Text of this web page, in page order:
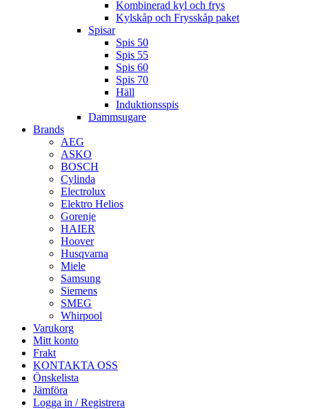
Kombinerad kyl och frys
Kylskåp och Frysskåp paket
Spisar
Spis 50
Spis 55
Spis 60
Spis 70
Häll
Induktionsspis
Dammsugare
Brands
AEG
ASKO
BOSCH
Cylinda
Electrolux
Elektro Helios
Gorenje
HAIER
Hoover
Husqvarna
Miele
Samsung
Siemens
SMEG
Whirpool
Varukorg
Mitt konto
Frakt
KONTAKTA OSS
Önskelista
Jämföra
Logga in / Registrera